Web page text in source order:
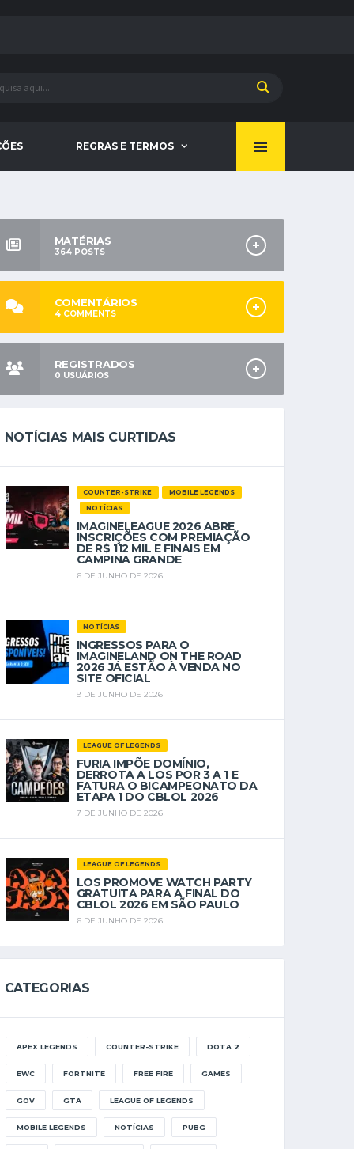
REGRAS E TERMOS
MATÉRIAS
364POSTS
COMENTÁRIOS
4COMMENTS
REGISTRADOS
0 USUÁRIOS
NOTÍCIAS MAIS CURTIDAS
COUNTER-STRIKE
MOBILE LEGENDS
NOTÍCIAS
IMAGINELEAGUE 2026 ABRE
INSCRIÇÕES COM PREMIAÇÃO
DE R$ 112 MIL E FINAIS EM
CAMPINA GRANDE
6 DE JUNHO DE 2026
NOTÍCIAS
INGRESSOS PARA O
IMAGINELAND ON THE ROAD
2026 JÁ ESTÃO À VENDA NO
SITE OFICIAL
9 DE JUNHO DE 2026
LEAGUE OF LEGENDS
FURIA IMPÕE DOMÍNIO,
DERROTA A LOS POR 3 A 1 E
FATURA O BICAMPEONATO DA
ETAPA 1 DO CBLOL 2026
7 DE JUNHO DE 2026
LEAGUE OF LEGENDS
LOS PROMOVE WATCH PARTY
GRATUITA PARA A FINAL DO
CBLOL 2026 EM SÃO PAULO
6 DE JUNHO DE 2026
CATEGORIAS
APEX LEGENDS COUNTER-STRIKE DOTA 2
EWC FORTNITE FREE FIRE GAMES
GOV GTA LEAGUE OF LEGENDS
MOBILE LEGENDS NOTÍCIAS PUBG